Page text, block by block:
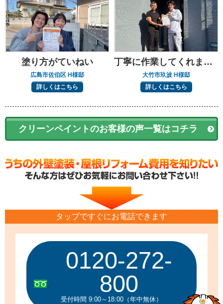
塗り方がていねい
広島市佐伯区 H様邸
詳しくはこちら
丁寧に作業してくれました
大竹市玖波 H様邸
詳しくはこちら
クリーンペイントのお客様の声一覧はコチラ
タップですぐにお電話できます
0120-272-
800
受付時間 9:00～18:00（年中無休）